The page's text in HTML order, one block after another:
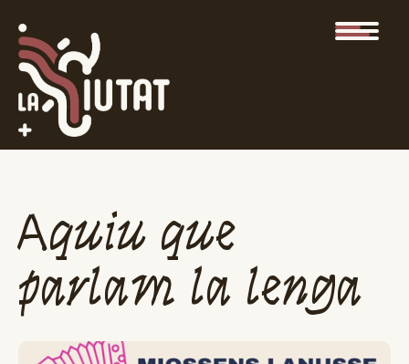
Aquiu que
parlam la lenga